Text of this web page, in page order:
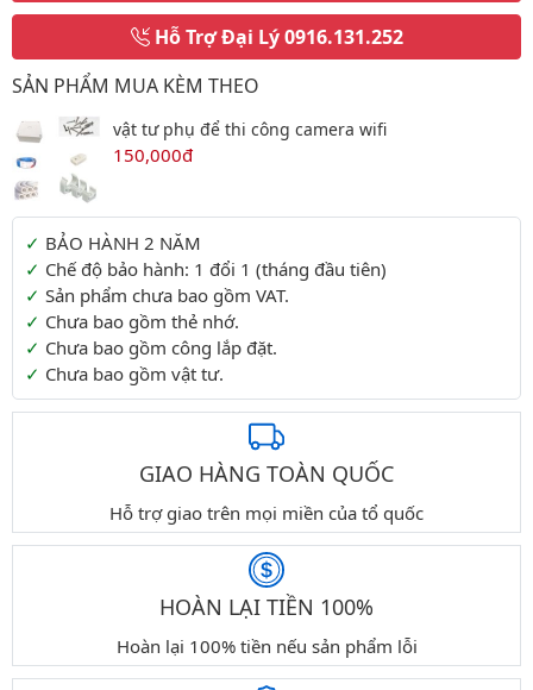
Hỗ Trợ Đại Lý0916.131.252
SẢN PHẨM MUA KÈM THEO
vật tư phụ để thi công camera wifi
150,000đ
Thông tin thêm
BẢO HÀNH 2 NĂM
Chế độ bảo hành: 1 đổi 1 (tháng đầu tiên)
Sản phẩm chưa bao gồm VAT.
Chưa bao gồm thẻ nhớ.
Chưa bao gồm công lắp đặt.
Chưa bao gồm vật tư.
GIAO HÀNG TOÀN QUỐC
Hỗ trợ giao trên mọi miền của tổ quốc
HOÀN LẠI TIỀN 100%
Hoàn lại 100% tiền nếu sản phẩm lỗi